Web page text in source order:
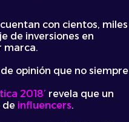
con cientos, miles
de inversiones en
marca.
opinión que no siempre
2018’ revela que un
de influencers.